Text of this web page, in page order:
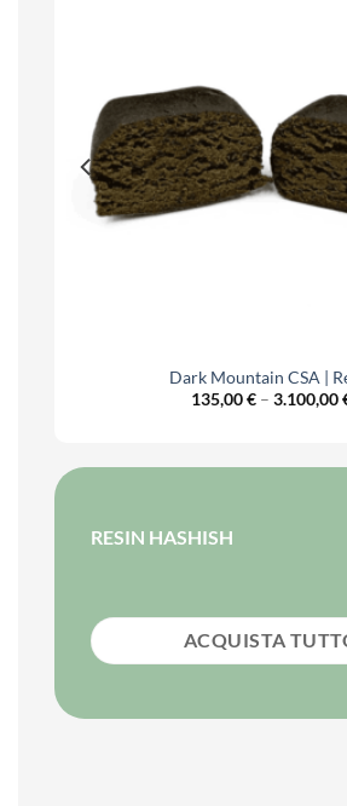
RESIN HASHISH
ACQUISTA
Dark Mountain CSA |
135,00€ – 3.100,00